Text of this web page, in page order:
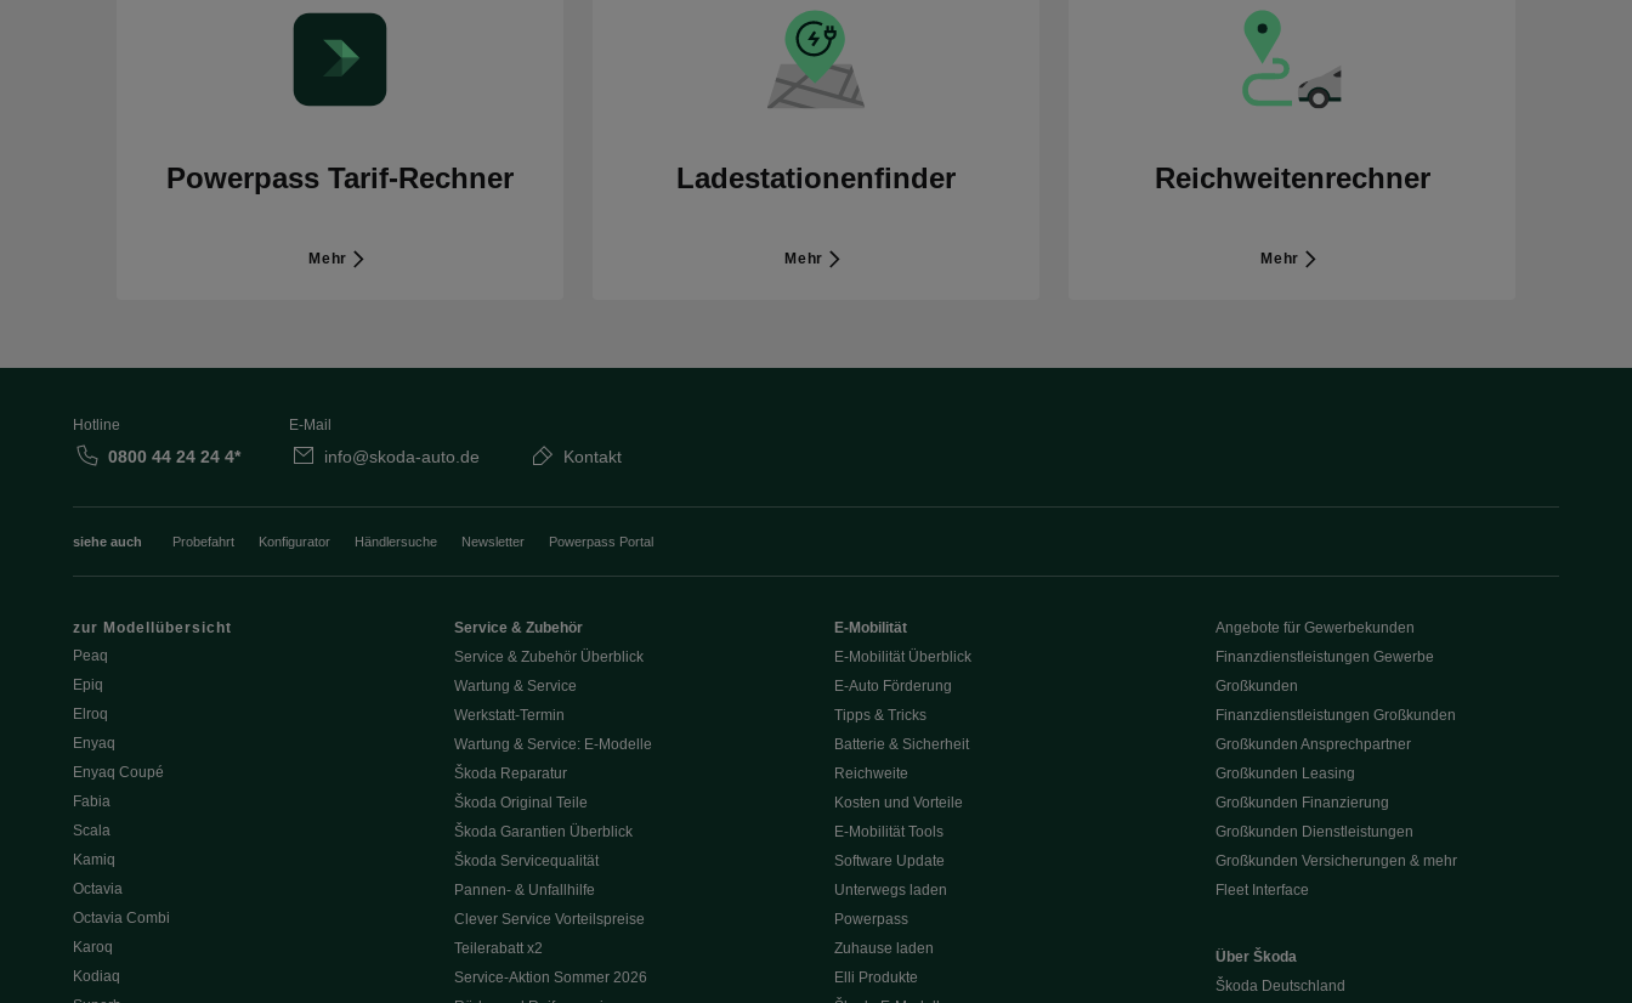
Powerpass Tarif-Rechner
Mehr
Ladestationenfinder
Mehr
Reichweitenrechner
Mehr
Hotline
0800 44 24 24 4*
E-Mail
info@skoda-auto.de Kontakt
siehe auch Probefahrt Konfigurator Händlersuche Newsletter Powerpass Portal
zur Modellübersicht
Peaq
Epiq
Elroq
Enyaq
Enyaq Coupé
Fabia
Scala
Kamiq
Octavia
Octavia Combi
Karoq
Kodiaq
Service & Zubehör
Service & Zubehör Überblick
Wartung & Service
Werkstatt-Termin
Wartung & Service: E-Modelle
Škoda Reparatur
Škoda Original Teile
Škoda Garantien Überblick
Škoda Servicequalität
Pannen- & Unfallhilfe
Clever Service Vorteilspreise
Teilerabatt x2
Service-Aktion Sommer 2026
E-Mobilität
E-Mobilität Überblick
E‑Auto Förderung
Tipps & Tricks
Batterie & Sicherheit
Reichweite
Kosten und Vorteile
E-Mobilität Tools
Software Update
Unterwegs laden
Powerpass
Zuhause laden
Elli Produkte
Angebote für Gewerbekunden
Finanzdienstleistungen Gewerbe
Großkunden
Finanzdienstleistungen Großkunden
Großkunden Ansprechpartner
Großkunden Leasing
Großkunden Finanzierung
Großkunden Dienstleistungen
Großkunden Versicherungen & mehr
Fleet Interface
Über Škoda
Škoda Deutschland